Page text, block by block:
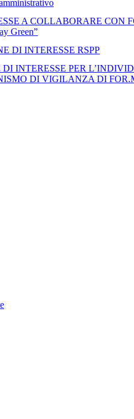
A COLLABORARE CON
Green”
DI INTERESSE RSPP
DI INTERESSE PER
DI VIGILANZA DI